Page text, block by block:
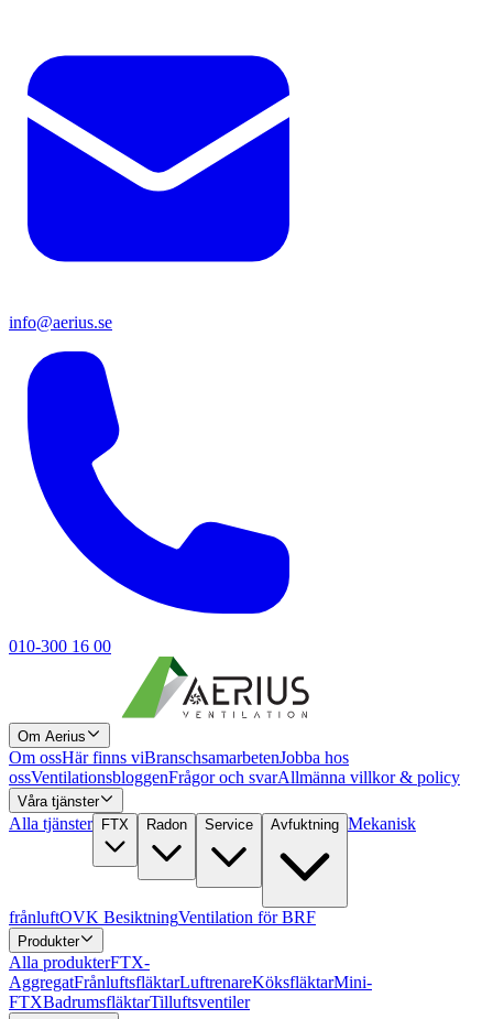
info@aerius.se
010-300 16 00
Om Aerius
Om ossHär finns viBranschsamarbetenJobba hos
ossVentilationsbloggenFrågor och svarAllmänna villkor & policy
Våra tjänster
Alla tjänster FTX Radon Service Avfuktning Mekanisk
frånluftOVK BesiktningVentilation för BRF
Produkter
Alla produkterFTX-
AggregatFrånluftsfläktarLuftrenareKöksfläktarMini-
FTXBadrumsfläktarTilluftsventiler